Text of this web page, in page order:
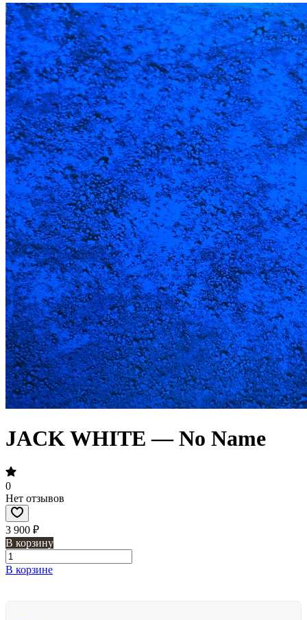
JACK WHITE — No Name
0
Нет отзывов
3 900 ₽
В корзину
В корзине